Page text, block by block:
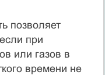
позволяет
при
или газов в
времени не